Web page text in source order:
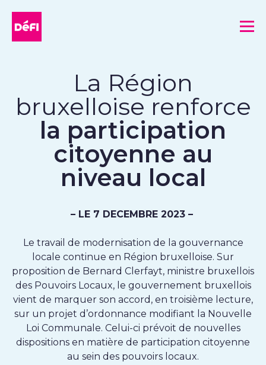
La Région
bruxelloise renforce
la participation
citoyenne au
niveau local
– LE 7 DECEMBRE 2023 –
Le travail de modernisation de la gouvernance
locale continue en Région bruxelloise. Sur
proposition de Bernard Clerfayt, ministre bruxellois
des Pouvoirs Locaux, le gouvernement bruxellois
vient de marquer son accord, en troisième lecture,
sur un projet d’ordonnance modifiant la Nouvelle
Loi Communale. Celui-ci prévoit de nouvelles
dispositions en matière de participation citoyenne
au sein des pouvoirs locaux.